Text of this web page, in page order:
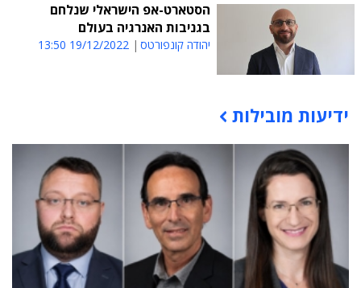
הסטארט-אפ הישראלי שנלחם
בגניבות האנרגיה בעולם
יהודה קונפורטס 19/12/2022 13:50
תוכן פרסומי
ידיעות מובילות